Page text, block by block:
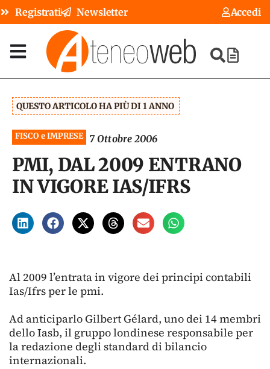
Registrati Newsletter Accedi
QUESTO ARTICOLO HA PIÙ DI 1 ANNO
FISCO e IMPRESE 7 Ottobre 2006
PMI, DAL 2009 ENTRANO
IN VIGORE IAS/IFRS
Al 2009 l’entrata in vigore dei principi contabili
Ias/Ifrs per le pmi.
Ad anticiparlo Gilbert Gélard, uno dei 14 membri
dello Iasb, il gruppo londinese responsabile per
la redazione degli standard di bilancio
internazionali.